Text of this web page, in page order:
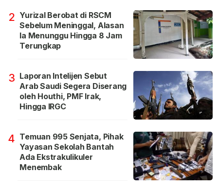
2 Yurizal Berobat di RSCM
Sebelum Meninggal, Alasan
Ia Menunggu Hingga 8 Jam
Terungkap
3 Laporan Intelijen Sebut
Arab Saudi Segera Diserang
oleh Houthi, PMF Irak,
Hingga IRGC
4 Temuan 995 Senjata, Pihak
Yayasan Sekolah Bantah
Ada Ekstrakulikuler
Menembak